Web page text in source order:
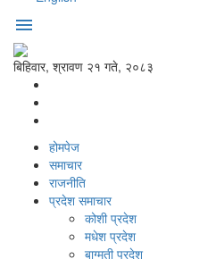
menu
बिहिवार, श्रावण २१ गते, २०८३
होमपेज
समाचार
राजनीति
प्रदेश समाचार
कोशी प्रदेश
मधेश प्रदेश
बाग्मती प्रदेश